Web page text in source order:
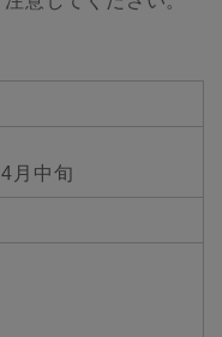
月中旬